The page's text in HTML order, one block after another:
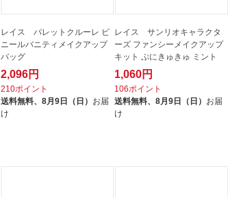
レイス パレットクルーレ ビ
ニールバニティメイクアップ
バッグ
2,096円
210ポイント
送料無料、 8月9日（日） お届
け
レイス サンリオキャラクタ
ーズ ファンシーメイクアップ
キット ぷにきゅきゅ ミント
1,060円
106ポイント
送料無料、8月9日（日） お届
け